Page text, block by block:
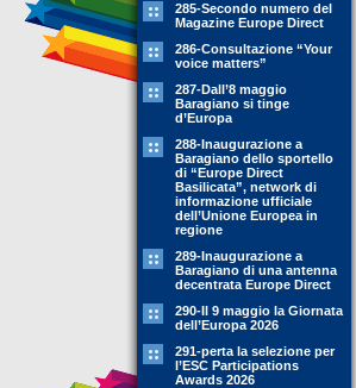
285-Secondo numero del
Magazine Europe Direct
286-Consultazione “Your
voice matters”
287-Dall’8 maggio
Baragiano si tinge
d’Europa
288-Inaugurazione a
Baragiano dello sportello
di “Europe Direct
Basilicata”, network di
informazione ufficiale
dell’Unione Europea in
regione
289-Inaugurazione a
Baragiano di una antenna
decentrata Europe Direct
290-Il 9 maggio la Giornata
dell’Europa 2026
291-perta la selezione per
l’ESC Participations
Awards 2026